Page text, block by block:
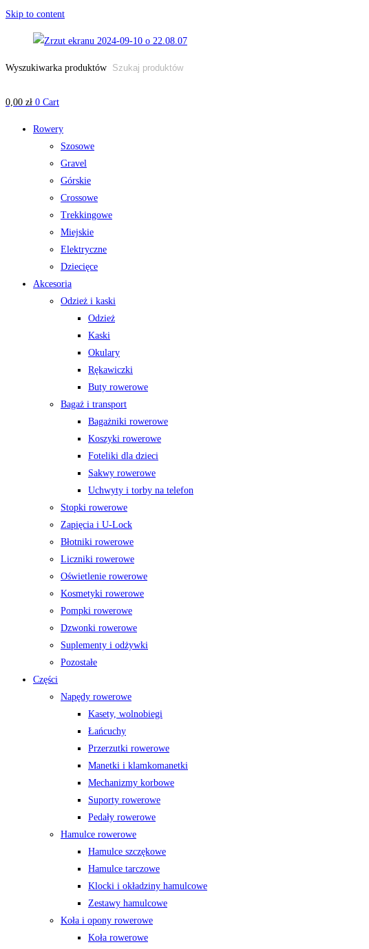
Skip to content
Wyszukiwarka produktów
0,00 zł 0 Cart
Rowery
Szosowe
Gravel
Górskie
Crossowe
Trekkingowe
Miejskie
Elektryczne
Dziecięce
Akcesoria
Odzież i kaski
Odzież
Kaski
Okulary
Rękawiczki
Buty rowerowe
Bagaż i transport
Bagażniki rowerowe
Koszyki rowerowe
Foteliki dla dzieci
Sakwy rowerowe
Uchwyty i torby na telefon
Stopki rowerowe
Zapięcia i U-Lock
Błotniki rowerowe
Liczniki rowerowe
Oświetlenie rowerowe
Kosmetyki rowerowe
Pompki rowerowe
Dzwonki rowerowe
Suplementy i odżywki
Pozostałe
Części
Napędy rowerowe
Kasety, wolnobiegi
Łańcuchy
Przerzutki rowerowe
Manetki i klamkomanetki
Mechanizmy korbowe
Suporty rowerowe
Pedały rowerowe
Hamulce rowerowe
Hamulce szczękowe
Hamulce tarczowe
Klocki i okładziny hamulcowe
Zestawy hamulcowe
Koła i opony rowerowe
Koła rowerowe